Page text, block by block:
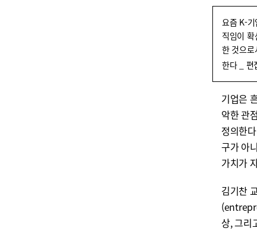
요즘 K-
직임이
한 것으로
한다 _ 편
기업은
악한 관
정의한다
구가 아
가치가
김기찬
상, 그리